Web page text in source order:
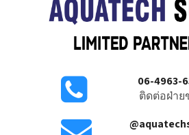
06-4963-
ติดต่อฝ่าย